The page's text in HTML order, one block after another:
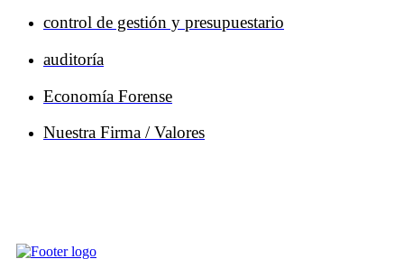
control de gestión y presupuestario
auditoría
Economía Forense
Nuestra Firma / Valores